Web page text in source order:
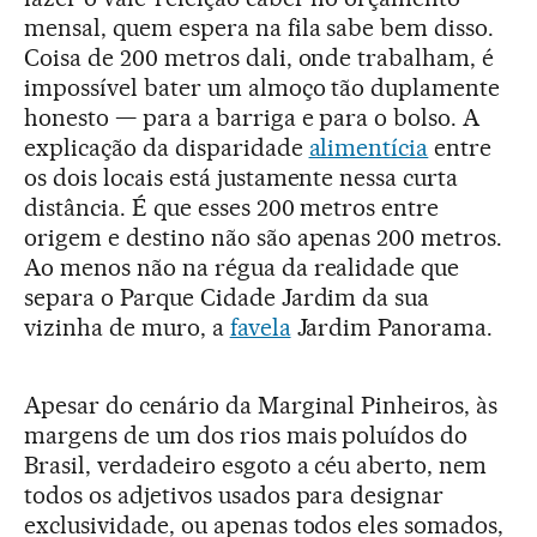
mensal, quem espera na fila sabe bem disso.
Coisa de 200 metros dali, onde trabalham, é
impossível bater um almoço tão duplamente
honesto — para a barriga e para o bolso. A
explicação da disparidade alimentícia entre
os dois locais está justamente nessa curta
distância. É que esses 200 metros entre
origem e destino não são apenas 200 metros.
Ao menos não na régua da realidade que
separa o Parque Cidade Jardim da sua
vizinha de muro, a favelaJardim Panorama.
Apesar do cenário da Marginal Pinheiros, às
margens de um dos rios mais poluídos do
Brasil, verdadeiro esgoto a céu aberto, nem
todos os adjetivos usados para designar
exclusividade, ou apenas todos eles somados,